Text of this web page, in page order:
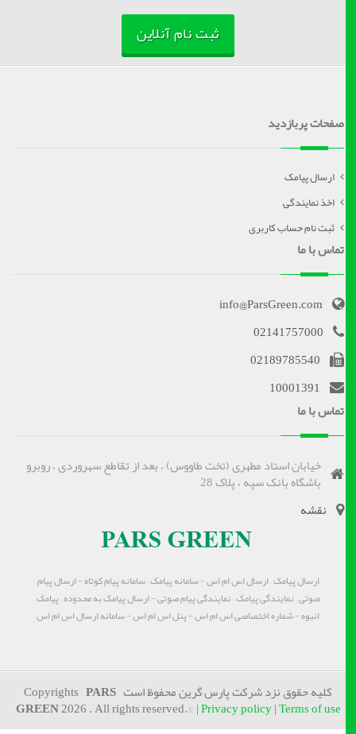
ثبت نام آنلاین
صفحات پربازدید
ارسال پیامک
اخذ نمایندگی
ثبت نام حساب کاربری
تماس با ما
info@ParsGreen.com
02141757000
02189785540
10001391
تماس با ما
خیابان استاد مطهری (تخت طاووس) ، بعد از تقاطع سهروردی ، روبرو
باشگاه بانک سپه ، پلاک 28
نقشه
ارسال پیامک – ارسال اس ام اس - سامانه پیامک – سامانه پیام کوتاه - ارسال پیام
صوتی – نمایندگی پیامک – نمایندگی پیام صوتی - ارسال پیامک به محدوده – پیامک
انبوه - شماره اختصاصی اس ام اس - پنل اس ام اس - سامانه ارسال اس ام اس
کلیه حقوق نزد شرکت پارس گرین محفوظ است CopyrightsPARS
GREEN2026 . All rights reserved.© |Privacy policy|Terms of use